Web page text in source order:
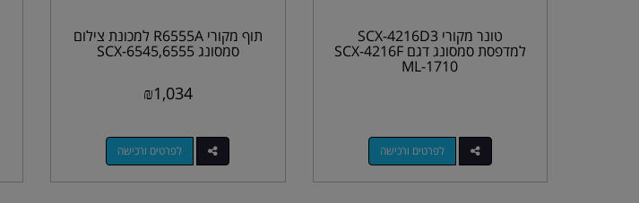
טונר מקורי SCX-4216D3
למדפסת סמסונג דגם SCX-4216F
ML-1710
לפרטים ורכישה
תוף מקורי R6555A למכונת צילום
סמסונג SCX-6545,6555
₪1,034
לפרטים ורכישה